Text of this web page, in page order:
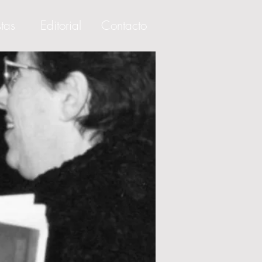
Editorial Contacto